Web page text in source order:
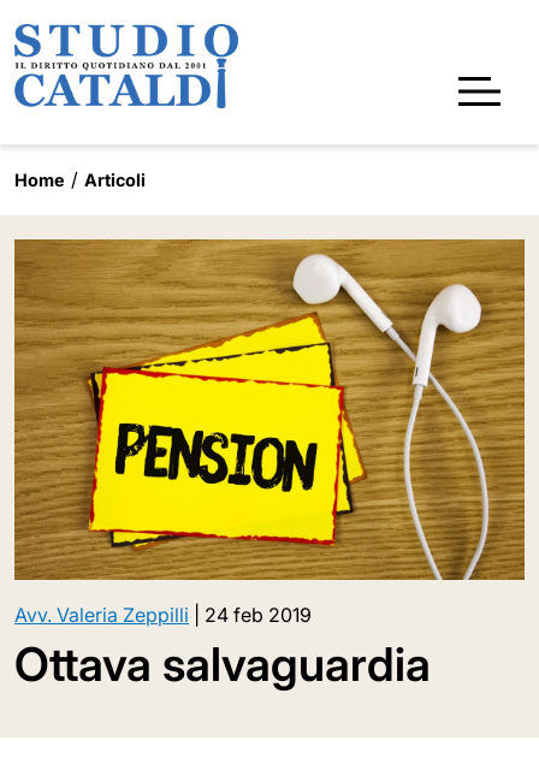
Home Articoli
Avv. Valeria Zeppilli 24 feb 2019
Ottava salvaguardia